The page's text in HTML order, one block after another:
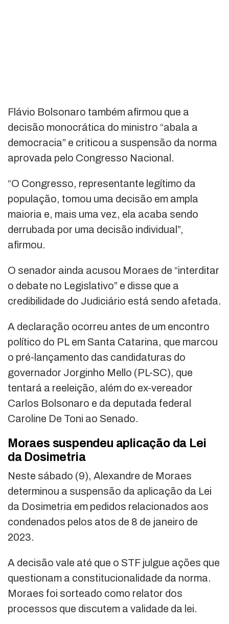
Flávio Bolsonaro também afirmou que a
decisão monocrática do ministro “abala a
democracia” e criticou a suspensão da norma
aprovada pelo Congresso Nacional.
“O Congresso, representante legítimo da
população, tomou uma decisão em ampla
maioria e, mais uma vez, ela acaba sendo
derrubada por uma decisão individual”,
afirmou.
O senador ainda acusou Moraes de “interditar
o debate no Legislativo” e disse que a
credibilidade do Judiciário está sendo afetada.
A declaração ocorreu antes de um encontro
político do PL em Santa Catarina, que marcou
o pré-lançamento das candidaturas do
governador Jorginho Mello (PL-SC), que
tentará a reeleição, além do ex-vereador
Carlos Bolsonaro e da deputada federal
Caroline De Toni ao Senado.
Moraes suspendeu aplicação da Lei
da Dosimetria
Neste sábado (9), Alexandre de Moraes
determinou a suspensão da aplicação da Lei
da Dosimetria em pedidos relacionados aos
condenados pelos atos de 8 de janeiro de
2023.
A decisão vale até que o STF julgue ações que
questionam a constitucionalidade da norma.
Moraes foi sorteado como relator dos
processos que discutem a validade da lei.